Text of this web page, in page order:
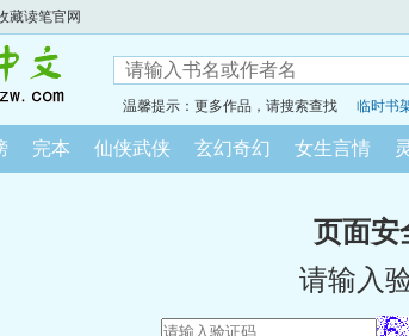
藏读笔官网
温馨提示：更多作品，请搜索查找 临时书
完本 仙侠武侠 玄幻奇幻 女生言情
页面安
请输入